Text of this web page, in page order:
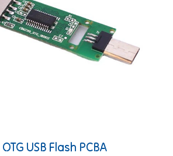
USB Flash PCBA